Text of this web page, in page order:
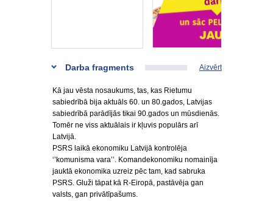
Darba fragments Aizvērt
Kā jau vēsta nosaukums, tas, kas Rietumu
sabiedrībā bija aktuāls 60. un 80.gados, Latvijas
sabiedrībā parādījās tikai 90.gados un mūsdienās.
Tomēr ne viss aktuālais ir kļuvis populārs arī
Latvijā.
PSRS laikā ekonomiku Latvijā kontrolēja
‘’komunisma vara’’. Komandekonomiku nomainīja
jauktā ekonomika uzreiz pēc tam, kad sabruka
PSRS. Gluži tāpat kā R-Eiropā, pastāvēja gan
valsts, gan privātīpašums.